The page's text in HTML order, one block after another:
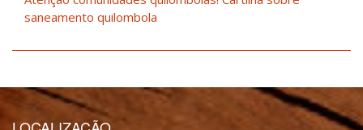
saneamento quilombola